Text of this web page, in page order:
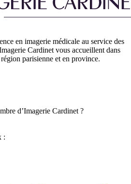
en imagerie médicale au service des
Cardinet vous accueillent dans
parisienne et en province.
d’Imagerie Cardinet ?
: